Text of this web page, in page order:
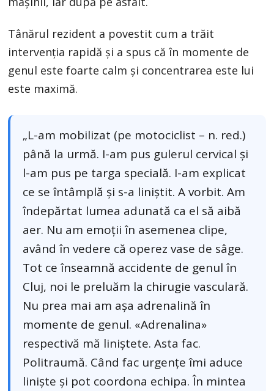
Tânărul rezident a povestit cum a trăit
intervenția rapidă și a spus că în momente de
genul este foarte calm și concentrarea este lui
este maximă.
„L-am mobilizat (pe motociclist – n. red.)
până la urmă. I-am pus gulerul cervical și
l-am pus pe targa specială. I-am explicat
ce se întâmplă și s-a liniștit. A vorbit. Am
îndepărtat lumea adunată ca el să aibă
aer. Nu am emoții în asemenea clipe,
având în vedere că operez vase de sâge.
Tot ce înseamnă accidente de genul în
Cluj, noi le preluăm la chirugie vasculară.
Nu prea mai am așa adrenalină în
momente de genul. «Adrenalina»
respectivă mă liniștete. Asta fac.
Politraumă. Când fac urgențe îmi aduce
liniște și pot coordona echipa. În mintea